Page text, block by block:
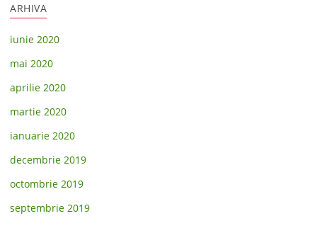
ARHIVA
iunie 2020
mai 2020
aprilie 2020
martie 2020
ianuarie 2020
decembrie 2019
octombrie 2019
septembrie 2019